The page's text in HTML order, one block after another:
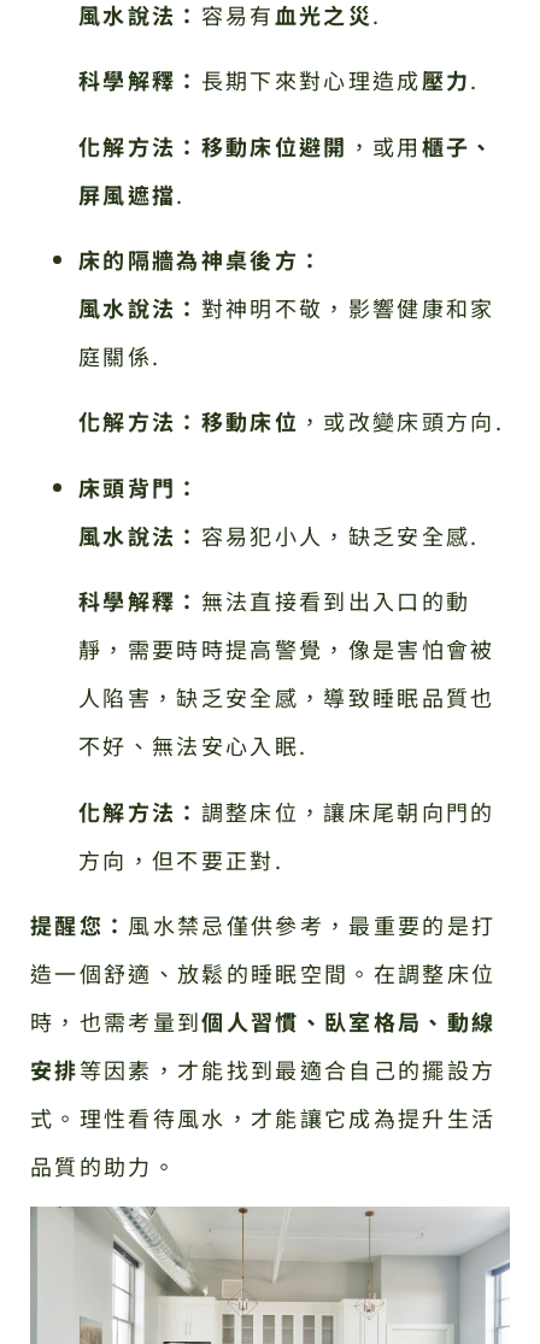
風水說法： 容易有血光之災.
科學解釋： 長期下來對心理造成壓力.
化解方法： 移動床位避開 ，或用櫃子、
屏風遮擋.
床的隔牆為神桌後方：
風水說法： 對神明不敬，影響健康和家
庭關係.
化解方法： 移動床位 ，或改變床頭方向.
床頭背門：
風水說法： 容易犯小人，缺乏安全感.
科學解釋： 無法直接看到出入口的動
靜，需要時時提高警覺，像是害怕會被
人陷害，缺乏安全感，導致睡眠品質也
不好、無法安心入眠.
化解方法： 調整床位，讓床尾朝向門的
方向，但不要正對.
提醒您： 風水禁忌僅供參考，最重要的是打
造一個舒適、放鬆的睡眠空間。在調整床位
時，也需考量到個人習慣、臥室格局、動線
安排等因素，才能找到最適合自己的擺設方
式。理性看待風水，才能讓它成為提升生活
品質的助力。